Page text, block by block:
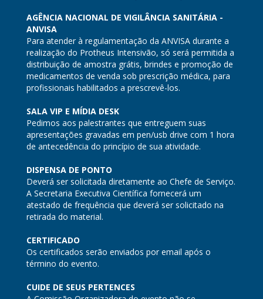
AGÊNCIA NACIONAL DE VIGILÂNCIA SANITÁRIA -
ANVISA
Para atender à regulamentação da ANVISA durante a
realização do Protheus Intensivão, só será permitida a
distribuição de amostra grátis, brindes e promoção de
medicamentos de venda sob prescrição médica, para
profissionais habilitados a prescrevê-los.
SALA VIP E MÍDIA DESK
Pedimos aos palestrantes que entreguem suas
apresentações gravadas em pen/usb drive com 1 hora
de antecedência do princípio de sua atividade.
DISPENSA DE PONTO
Deverá ser solicitada diretamente ao Chefe de Serviço.
A Secretaria Executiva Científica fornecerá um
atestado de frequência que deverá ser solicitado na
retirada do material.
CERTIFICADO
Os certificados serão enviados por email após o
término do evento.
CUIDE DE SEUS PERTENCES